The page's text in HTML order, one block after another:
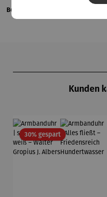
Bewertungen
Kunden
30% gespartRabatt